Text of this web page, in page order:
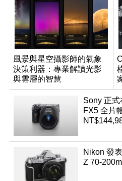
風景與星空攝影師的氣象
決策利器：專業解讀光影
與雲層的智慧
App「Atmos」登場
Sony 正
FX5 全片
Nikon 發
Z 70-